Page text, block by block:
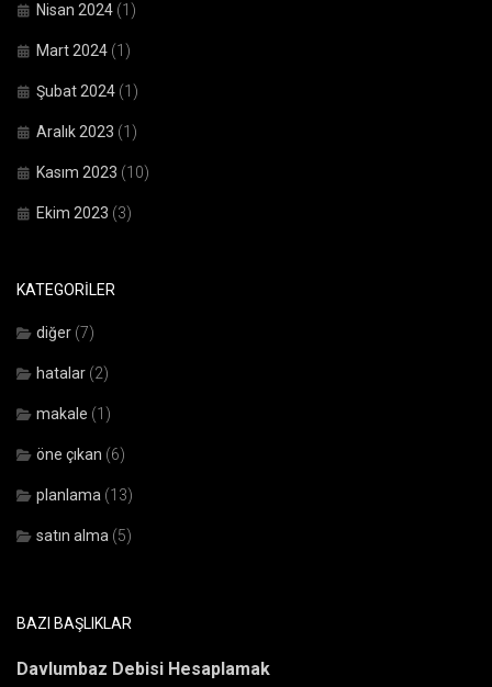
Nisan 2024 (1)
Mart 2024 (1)
Şubat 2024 (1)
Aralık 2023 (1)
Kasım 2023 (10)
Ekim 2023 (3)
KATEGORİLER
diğer (7)
hatalar (2)
makale (1)
öne çıkan (6)
planlama (13)
satın alma (5)
BAZI BAŞLIKLAR
Davlumbaz Debisi Hesaplamak